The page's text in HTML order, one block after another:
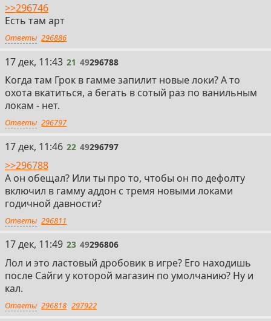
>>296746
Есть там арт
Ответы 296886
21
17 дек, 11:43 21 49296788
Когда там Грок в гамме запилит новые локи? А то
охота вкатиться, а бегать в сотый раз по ванильным
локам - нет.
Ответы 296797
22
17 дек, 11:46 22 49296797
>>296788
А он обещал? Или ты про то, чтобы он по дефолту
включил в гамму аддон с тремя новыми локами
годичной давности?
Ответы 296811
23
17 дек, 11:49 23 49296806
Лол и это ластовый дробовик в игре? Его находишь
после Сайги у которой магазин по умолчанию? Ну и
кал.
Ответы 296818 297922